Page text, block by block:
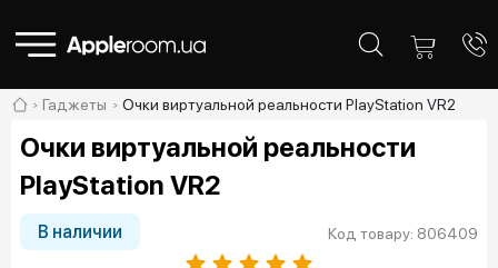
Гаджеты Очки виртуальной реальности PlayStation VR2
Очки виртуальной реальности
PlayStation VR2
В наличии Код товару: 806409